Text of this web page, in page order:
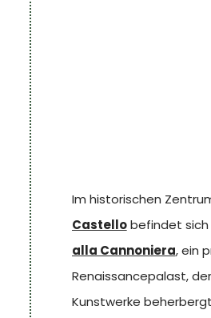
Im historischen
Castellobefindet sich
alla Cannoniera, ein
Renaissancepalast,
Kunstwerke